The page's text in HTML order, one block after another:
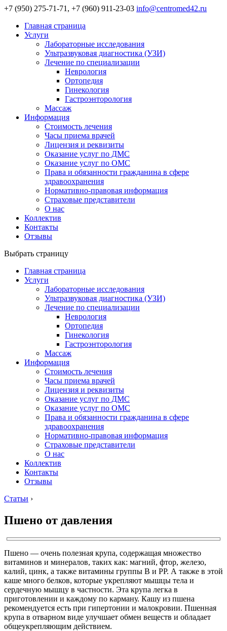
+7 (950) 275-71-71, +7 (960) 911-23-03 info@centromed42.ru
Главная страница
Услуги
Лабораторные исследования
Ультразвуковая диагностика (УЗИ)
Лечение по специализации
Неврология
Ортопедия
Гинекология
Гастроэнторология
Массаж
Информация
Стоимость лечения
Часы приема врачей
Лицензия и реквизиты
Оказание услуг по ДМС
Оказание услуг по ОМС
Права и обязанности гражданина в сфере
здравоохранения
Нормативно-правовая информация
Страховые представители
О нас
Коллектив
Контакты
Отзывы
Выбрать страницу
Главная страница
Услуги
Лабораторные исследования
Ультразвуковая диагностика (УЗИ)
Лечение по специализации
Неврология
Ортопедия
Гинекология
Гастроэнторология
Массаж
Информация
Стоимость лечения
Часы приема врачей
Лицензия и реквизиты
Оказание услуг по ДМС
Оказание услуг по ОМС
Права и обязанности гражданина в сфере
здравоохранения
Нормативно-правовая информация
Страховые представители
О нас
Коллектив
Контакты
Отзывы
Статьи ›
Пшено от давления
Пшено — очень полезная крупа, содержащая множество
витаминов и минералов, таких как: магний, фтор, железо,
калий, цинк, а также витамины группы В и РР. А также в этой
каше много белков, которые укрепляют мышцы тела и
сердечную мышцу в частности. Эта крупа легка в
приготовлении и каждому по карману. Кашу из пшена
рекомендуется есть при гипертонии и малокровии. Пшенная
крупа в отварном виде улучшает обмен веществ и обладает
общеукрепляющим действием.